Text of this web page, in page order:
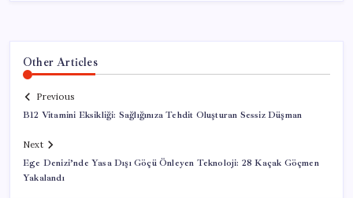
Other Articles
Previous
B12 Vitamini Eksikliği: Sağlığınıza Tehdit Oluşturan Sessiz Düşman
Next
Ege Denizi’nde Yasa Dışı Göçü Önleyen Teknoloji: 28 Kaçak Göçmen
Yakalandı